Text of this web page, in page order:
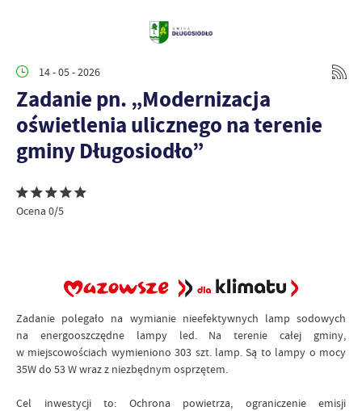
14 - 05 - 2026
Zadanie pn. „Modernizacja
oświetlenia ulicznego na terenie
gminy Długosiodło”
Ocena 0/5
Zadanie polegało na wymianie nieefektywnych lamp sodowych
na energooszczędne lampy led. Na terenie całej gminy,
w miejscowościach wymieniono 303 szt. lamp. Są to lampy o mocy
35W do 53 W wraz z niezbędnym osprzętem.
Cel inwestycji to: Ochrona powietrza, ograniczenie emisji